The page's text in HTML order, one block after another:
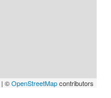
| ©OpenStreetMapcontributors